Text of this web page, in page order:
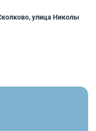
улица Николы